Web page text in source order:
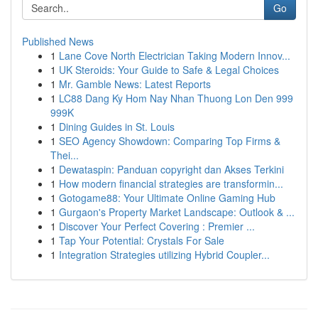
Go
Published News
1 Lane Cove North Electrician Taking Modern Innov...
1 UK Steroids: Your Guide to Safe & Legal Choices
1 Mr. Gamble News: Latest Reports
1 LC88 Dang Ky Hom Nay Nhan Thuong Lon Den 999
999K
1 Dining Guides in St. Louis
1 SEO Agency Showdown: Comparing Top Firms &
Thei...
1 Dewataspin: Panduan copyright dan Akses Terkini
1 How modern financial strategies are transformin...
1 Gotogame88: Your Ultimate Online Gaming Hub
1 Gurgaon's Property Market Landscape: Outlook & ...
1 Discover Your Perfect Covering : Premier ...
1 Tap Your Potential: Crystals For Sale
1 Integration Strategies utilizing Hybrid Coupler...